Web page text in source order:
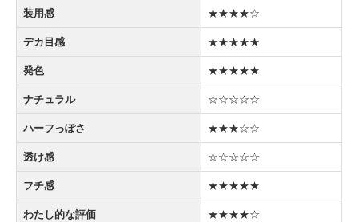
装用感 ★★★★☆
デカ目感 ★★★★★
発色 ★★★★★
ナチュラル ☆☆☆☆☆
ハーフっぽさ ★★★☆☆
透け感 ☆☆☆☆☆
フチ感 ★★★★★
わたし的な評価 ★★★★☆